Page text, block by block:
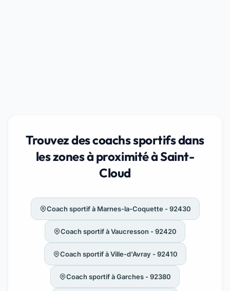
Trouvez des coachs sportifs dans
les zones à proximité à Saint-
Cloud
Coach sportif à Marnes-la-Coquette - 92430
Coach sportif à Vaucresson - 92420
Coach sportif à Ville-d'Avray - 92410
Coach sportif à Garches - 92380